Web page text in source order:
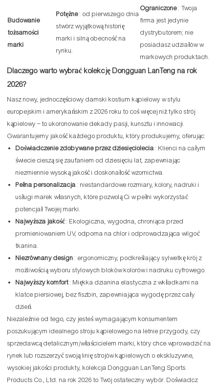
Budowanie
tożsamości
marki
Potężne: od pierwszego dnia
stwórz wyjątkową historię
marki i silną obecność na
rynku.
Ograniczone: Twoja
firma jest jedynie
dystrybutorem; nie
posiadasz udziałów w
markowych produktach.
Dlaczego warto wybrać kolekcję Dongguan LanTeng na rok
2026?
Nasz nowy, jednoczęściowy damski kostium kąpielowy w stylu
europejskim i amerykańskim z 2026 roku to coś więcej niż tylko strój
kąpielowy – to ukoronowanie dekady pasji, kunsztu i innowacji.
Gwarantujemy jakość każdego produktu, który produkujemy, oferując:
Doświadczenie zdobywane przez dziesięciolecia : Klienci na całym
świecie cieszą się zaufaniem od dziesięciu lat, zapewniając
niezmiennie wysoką jakość i doskonałość wzornictwa.
Pełna personalizacja : niestandardowe rozmiary, kolory, nadruki i
usługi marek własnych, które pozwolą Ci w pełni wykorzystać
potencjał Twojej marki.
Najwyższa jakość: Ekologiczna, wygodna, chroniąca przed
promieniowaniem UV, odporna na chlor i odprowadzająca wilgoć
tkanina.
Niezrównany design : ergonomiczny, podkreślający sylwetkę krój z
możliwością wyboru stylowych bloków kolorów i nadruku cyfrowego.
Najwyższy komfort: Miękka dzianina elastyczna z wkładkami na
klatce piersiowej, bez fiszbin, zapewniająca wygodę przez cały
dzień.
Niezależnie od tego, czy jesteś wymagającym konsumentem
poszukującym idealnego stroju kąpielowego na letnie przygody, czy
sprzedawcą detalicznym/właścicielem marki, który chce wprowadzić na
rynek lub rozszerzyć swoją linię strojów kąpielowych o ekskluzywne,
wysokiej jakości produkty, kolekcja Dongguan LanTeng Sports
Products Co., Ltd. na rok 2026 to Twój ostateczny wybór. Doświadcz